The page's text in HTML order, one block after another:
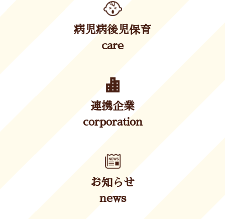
病児病後児保育
care
連携企業
corporation
お知らせ
news